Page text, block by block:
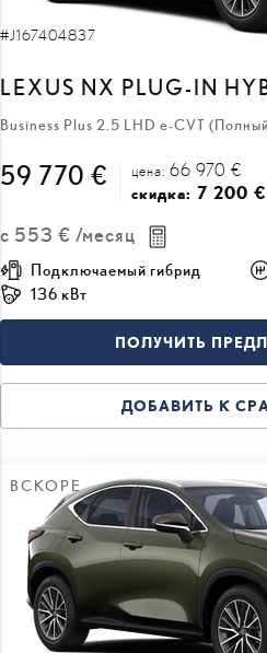
#J167404837
LEXUS NX PLUG-IN
Business Plus 2.5 LHD e-CVT
59 770 € цена: 66 970 €
скидка: 7 200 €
с 553 € /месяц
Подключаемый гибрид
136 кВт
ПОЛУЧИТЬ
ДОБАВИТЬ К
ВСКОРЕ